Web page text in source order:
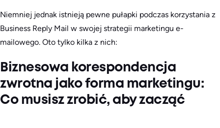
Niemniej jednak istnieją pewne pułapki podczas korzystania z
Business Reply Mail w swojej strategii marketingu e-
mailowego. Oto tylko kilka z nich:
Biznesowa korespondencja
zwrotna jako forma marketingu:
Co musisz zrobić, aby zacząć